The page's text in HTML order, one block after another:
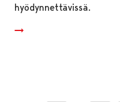
hyödynnettävissä.